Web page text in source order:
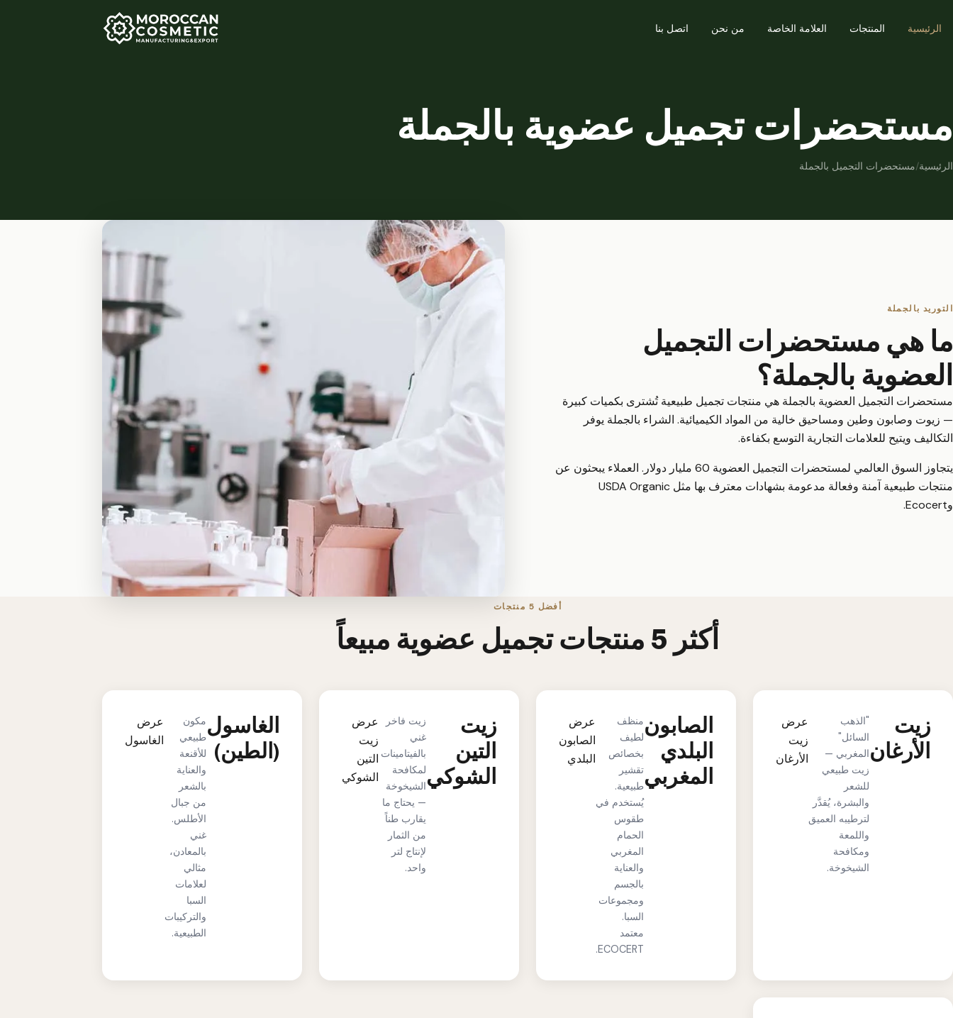
الرئيسية المنتجات العلامة الخاصة من نحن اتصل بنا
مستحضرات تجميل عضوية بالجملة
الرئيسية/مستحضرات التجميل بالجملة
التوريد بالجملة
ما هي مستحضرات التجميل
العضوية بالجملة؟
مستحضرات التجميل العضوية بالجملة هي منتجات تجميل طبيعية تُشترى بكميات كبيرة
— زيوت وصابون وطين ومساحيق خالية من المواد الكيميائية. الشراء بالجملة يوفر
التكاليف ويتيح للعلامات التجارية التوسع بكفاءة.
يتجاوز السوق العالمي لمستحضرات التجميل العضوية 60 مليار دولار. العملاء يبحثون عن
منتجات طبيعية آمنة وفعالة مدعومة بشهادات معترف بها مثل USDA Organic
وEcocert.
أفضل 5 منتجات
أكثر 5 منتجات تجميل عضوية مبيعاً
زيت
الأرغان
"الذهب
السائل"
المغربي —
زيت طبيعي
للشعر
والبشرة، يُقدَّر
لترطيبه العميق
واللمعة
ومكافحة
الشيخوخة.
عرض
زيت
الأرغان
الصابون
البلدي
المغربي
منظف
لطيف
بخصائص
تقشير
طبيعية.
يُستخدم في
طقوس
الحمام
المغربي
والعناية
بالجسم
ومجموعات
السبا.
معتمد
ECOCERT.
عرض
الصابون
البلدي
زيت
التين
الشوكي
زيت فاخر
غني
بالفيتامينات
لمكافحة
الشيخوخة
— يحتاج ما
يقارب طناً
من الثمار
لإنتاج لتر
واحد.
عرض
زيت
التين
الشوكي
الغاسول
(الطين)
مكون
طبيعي
للأقنعة
والعناية
بالشعر
من جبال
الأطلس.
غني
بالمعادن،
مثالي
لعلامات
السبا
والتركيبات
الطبيعية.
عرض
الغاسول